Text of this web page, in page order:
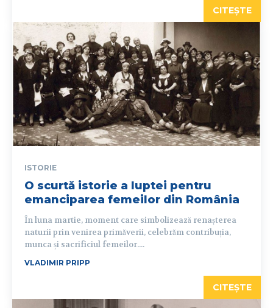
CITEȘTE
ISTORIE
O scurtă istorie a luptei pentru
emanciparea femeilor din România
În luna martie, moment care simbolizează renașterea
naturii prin venirea primăverii, celebrăm contribuția,
munca și sacrificiul femeilor....
VLADIMIR PRIPP
CITEȘTE